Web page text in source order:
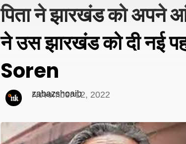
पिता ने झारखंड को अपने
ने उस झारखंड को दी नई
Soren
zabazshoaib
November 12, 2022